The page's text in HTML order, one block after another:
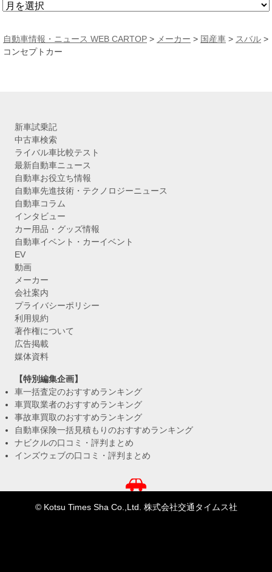
ア
カ
イ
自動車情報・ニュース WEB CARTOP > メーカー > 国産車 > スバル >
コンセプトカー
新車試乗記
中古車検索
ライバル車比較テスト
最新自動車ニュース
自動車お役立ち情報
自動車先進技術・テクノロジーニュース
自動車コラム
インタビュー
カー用品・グッズ情報
自動車イベント・カーイベント
EV
動画
メーカー
会社案内
プライバシーポリシー
利用規約
著作権について
広告掲載
媒体資料
【特別編集企画】
車一括査定のおすすめランキング
車買取業者のおすすめランキング
事故車買取のおすすめランキング
自動車保険一括見積もりのおすすめランキング
ナビクルの口コミ・評判まとめ
インズウェブの口コミ・評判まとめ
© Kotsu Times Sha Co.,Ltd. 株式会社交通タイムス社